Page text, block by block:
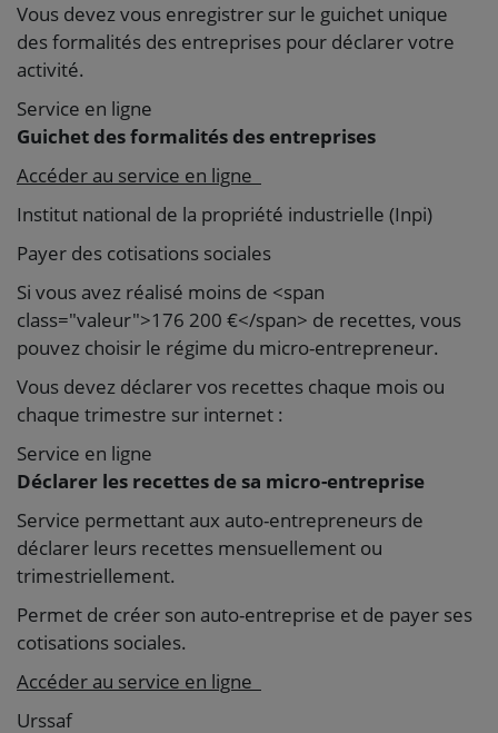
Vous devez vous enregistrer sur le guichet unique
des formalités des entreprises pour déclarer votre
activité.
Service en ligne
Guichet des formalités des entreprises
Accéder au service en ligne
Institut national de la propriété industrielle (Inpi)
Payer des cotisations sociales
Si vous avez réalisé moins de <span
class="valeur">176 200 €</span> de recettes, vous
pouvez choisir le régime du micro-entrepreneur.
Vous devez déclarer vos recettes chaque mois ou
chaque trimestre sur internet :
Service en ligne
Déclarer les recettes de sa micro-entreprise
Service permettant aux auto-entrepreneurs de
déclarer leurs recettes mensuellement ou
trimestriellement.
Permet de créer son auto-entreprise et de payer ses
cotisations sociales.
Accéder au service en ligne
Urssaf